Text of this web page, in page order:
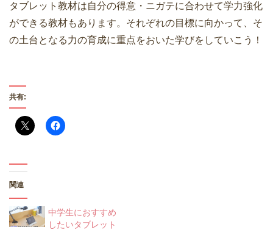
タブレット教材は自分の得意・ニガテに合わせて学力強化
ができる教材もあります。それぞれの目標に向かって、そ
の土台となる力の育成に重点をおいた学びをしていこう！
共有:
関連
中学生におすすめ
したいタブレット